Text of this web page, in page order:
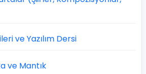
ve Yazılım Dersi
ve Mantık